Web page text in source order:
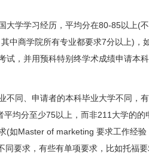
学学习经历，平均分在80-85以上(
中商学院所有专业都要求7分以上)，
试，并用预科特别终学术成绩申请本科
同、申请者的本科毕业大学不同，
平均分至少75以上，而非211大学的
(如Master of marketing 要求工作经
同要求，有些有单项要求，比如托福